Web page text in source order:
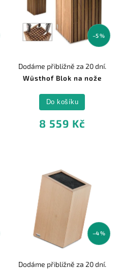
–5 %
Wüsthof Blok na nože
Dodáme přibližně za 20 dní.
8 559 Kč
Do košíku
–4 %
Dodáme přibližně za 20 dní.